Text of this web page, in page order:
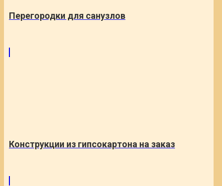
Перегородки для санузлов
Конструкции из гипсокартона на заказ